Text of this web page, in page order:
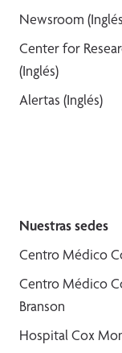
Newsroom
Center for
(Inglés)
Alertas (Inglés)
Nuestras sedes
Centro Médico
Centro Médico
Branson
Hospital Cox